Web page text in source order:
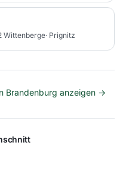
Wittenberge· Prignitz
Brandenburg anzeigen →